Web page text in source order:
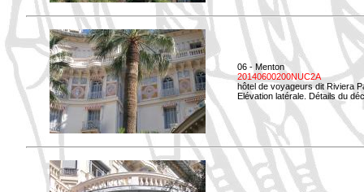
06 - Menton
20140600200NUC2A
hôtel de voyageurs dit Riviera
Elévation latérale. Détails du